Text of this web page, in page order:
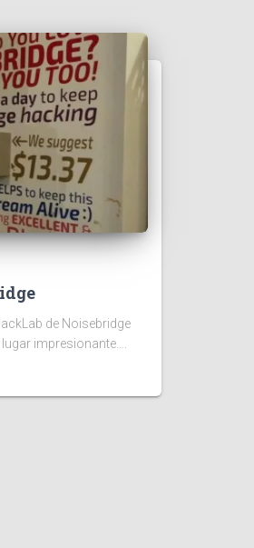
de Noisebridge
impresionante….